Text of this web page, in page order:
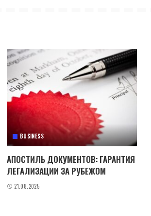
BUSINESS
АПОСТИЛЬ ДОКУМЕНТОВ: ГАРАНТИЯ
ЛЕГАЛИЗАЦИИ ЗА РУБЕЖОМ
21.08.2025